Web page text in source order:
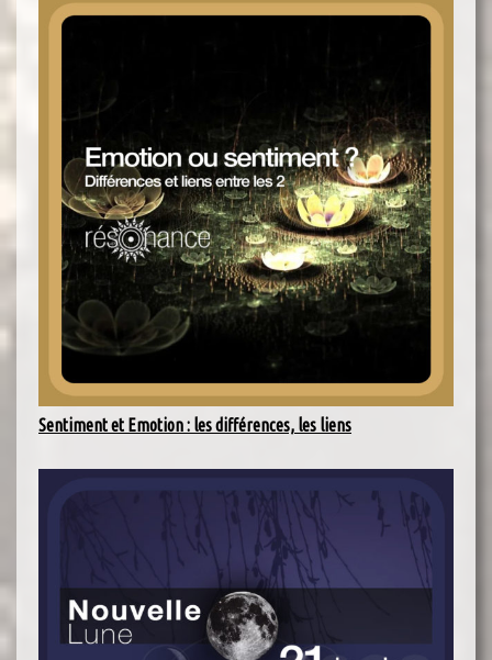
Sentiment et Emotion : les différences, les liens